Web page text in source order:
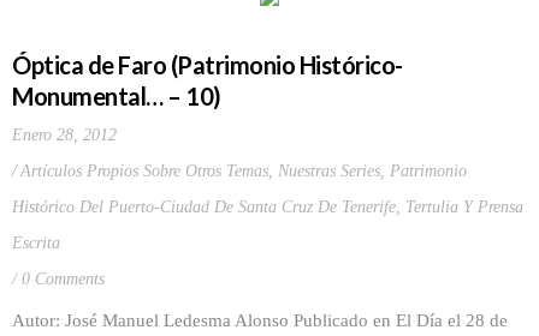
Óptica de Faro (Patrimonio Histórico-
Monumental… – 10)
Enero 28, 2012
Artículos Propios Sobre Otros Temas, Nuestras Series, Patrimonio
Histórico Del Puerto-Ciudad De Santa Cruz De Tenerife, Tertulia Y Prensa
Escrita
0 Comments
Autor: José Manuel Ledesma Alonso Publicado en El Día el 28 de